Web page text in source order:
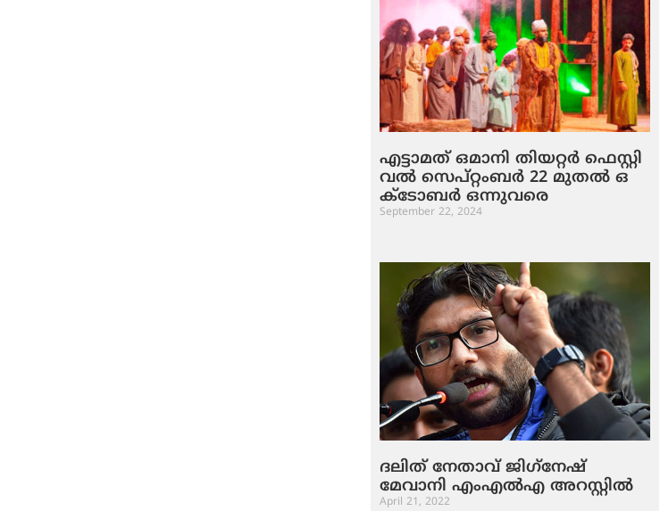
എ​ട്ടാ​മ​ത് ഒ​മാ​നി തി​യ​റ്റ​ർ ഫെ​സ്റ്റി​
വ​ൽ സെ​പ്റ്റം​ബ​ർ 22 മു​ത​ൽ ഒ​
ക്ടോ​ബ​ർ ഒ​ന്നു​വ​രെ
September 22, 2024
ദലിത് നേതാവ് ജിഗ്‌നേഷ്
മേവാനി എംഎല്‍എ അറസ്റ്റില്‍
April 21, 2022